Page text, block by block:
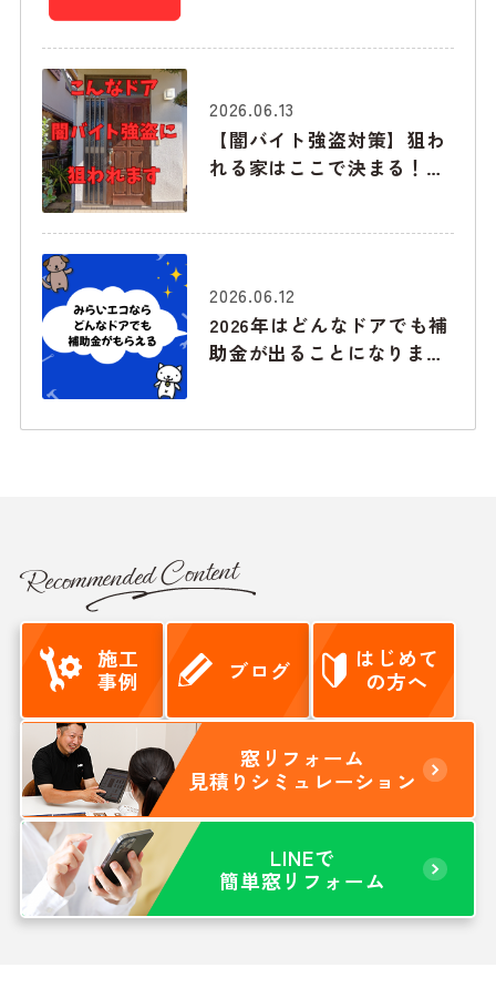
2026.06.13
【闇バイト強盗対策】狙わ
れる家はここで決まる！下
2026.06.12
2026年はどんなドアでも補
助金が出ることになりまし
Recommended Content
施工
事例
ブログ
はじめて
の方へ
窓リフォーム
見積りシミュレーション
LINEで
簡単窓リフォーム